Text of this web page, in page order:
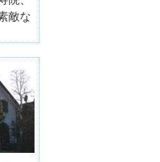
敵な